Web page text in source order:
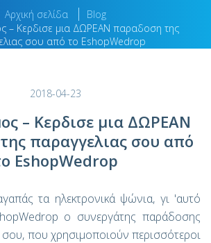
Αρχική σελίδα
Blog
– Κερδισε μια ΔΩΡΕΑΝ παραδοση της
σου από το EshopWedrop
2018-04-23
– Κερδισε μια ΔΩΡΕΑΝ
παραγγελιας σου από
EshopWedrop
τα ηλεκτρονικά ψώνια, γι 'αυτό
ο συνεργάτης παράδοσης
που χρησιμοποιούν περισσότεροι